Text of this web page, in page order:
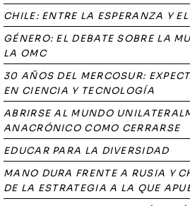
CHILE: ENTRE LA ESPERANZA Y
GÉNERO: EL DEBATE SOBRE LA
LA OMC
30 AÑOS DEL MERCOSUR:
EN CIENCIA Y TECNOLOGÍA
ABRIRSE AL MUNDO
ANACRÓNICO COMO CERRARSE
EDUCAR PARA LA DIVERSIDAD
MANO DURA FRENTE A RUSIA Y
DE LA ESTRATEGIA A LA QUE